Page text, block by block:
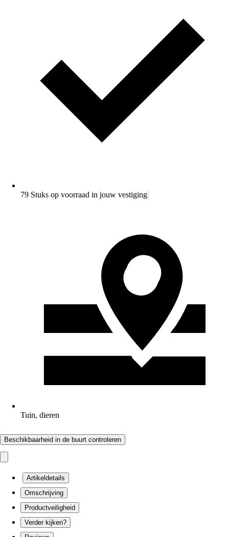
79 Stuks op voorraad in jouw vestiging
Tuin, dieren
Beschikbaarheid in de buurt controleren
Artikeldetails
Omschrijving
Productveiligheid
Verder kijken?